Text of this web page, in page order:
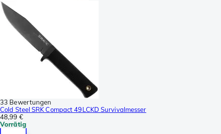
33 Bewertungen
Cold Steel SRK Compact 49LCKD Survivalmesser
48,99 €
Vorrätig